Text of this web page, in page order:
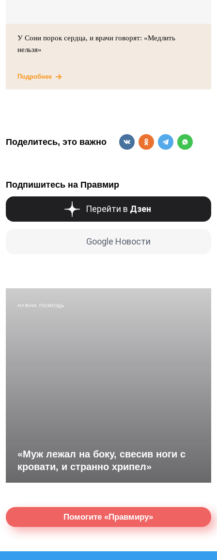
У Сони порок сердца, и врачи говорят: «Медлить
нельзя»
Подробнее
Поделитесь, это важно
Подпишитесь на Правмир
Перейти в Дзен
Google Новости
НУЖНА ПОМОЩЬ
«Муж лежал на боку, свесив ноги с
кровати, и странно хрипел»
Помогите «Правмиру»